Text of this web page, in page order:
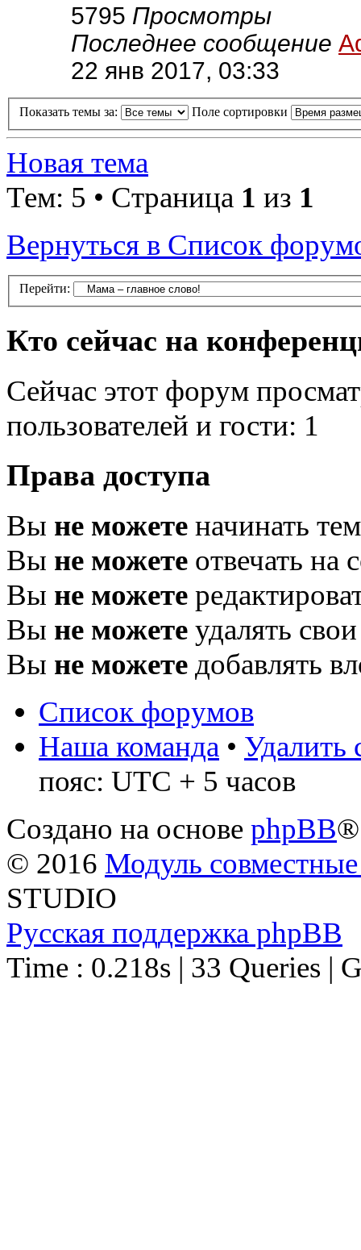
5795 Просмотры
Последнее сообщение
22 янв 2017, 03:33
Показать темы за: Поле сортировки
Новая тема
Тем: 5 • Страница 1 из 1
Вернуться в Список
Перейти:
Кто сейчас на
Сейчас этот форум
пользователей и гости: 1
Права доступа
Вы не можете начинать
Вы не можете отвечать на
Вы не можете
Вы не можете удалять
Вы не можете добавлять
Список форумов
Наша команда • Удалить
пояс: UTC + 5 часов
Создано на основе phpBB®
© 2016 Модуль
STUDIO
Русская поддержка phpBB
Time : 0.218s | 33 Queries |